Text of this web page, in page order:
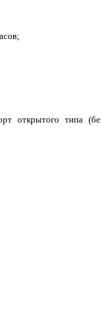
открытого типа